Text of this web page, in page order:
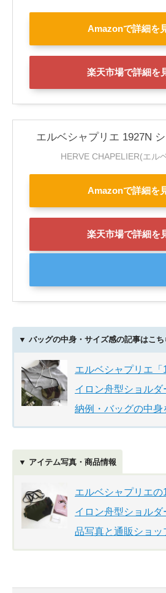
Amazonで詳細を
楽天市場で詳細を
エルベシャプリエ 1927N
HERVE CHAPELIER(エル
Amazonで詳細を
楽天市場で詳細を
▼ バッグの中身・サイズ感の記事はこち
エルベシャプリエ
イロン舟型ショル
納例・バッグの中身
▼ アイテム写真・商品情報
エルベシャプリエ
イロン舟型ショル
品写真と通販ショッ